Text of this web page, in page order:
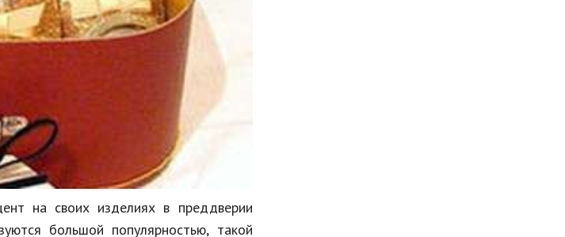
на своих изделиях в преддверии
большой популярностью, такой